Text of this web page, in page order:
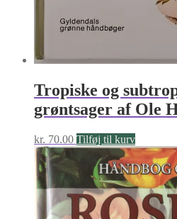
Tropiske og
grøntsager af Ole
kr. 70.00 Tilføj til kurv